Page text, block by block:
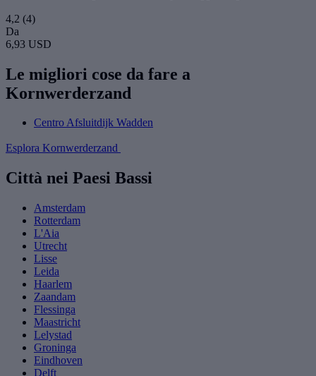
4,2 (4)
Da
6,93 USD
Le migliori cose da fare a
Kornwerderzand
Centro Afsluitdijk Wadden
Esplora Kornwerderzand
Città nei Paesi Bassi
Amsterdam
Rotterdam
L'Aia
Utrecht
Lisse
Leida
Haarlem
Zaandam
Flessinga
Maastricht
Lelystad
Groninga
Eindhoven
Delft